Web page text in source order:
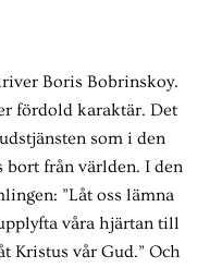
Boris Bobrinskoy.
fördold karaktär. Det
som i den
bort från världen. I den
”Låt oss lämna
våra hjärtan till
Kristus vår Gud.” Och